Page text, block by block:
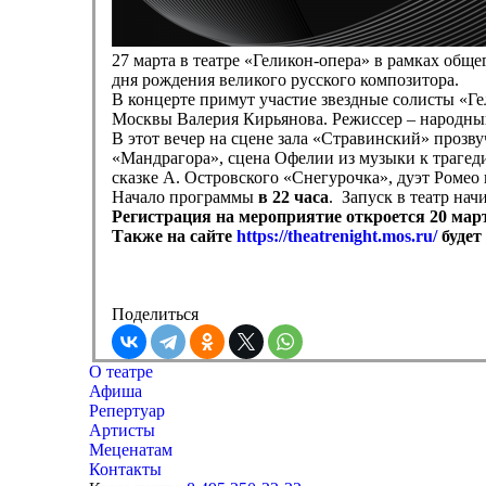
27 марта в театре «Геликон-опера» в рамках
дня рождения великого русского композитора.
В концерте примут участие звездные солисты
Москвы Валерия Кирьянова. Режиссер –
В этот вечер на сцене зала «Стравинский»
«Мандрагора», сцена Офелии из музыки к
сказке А. Островского «Снегурочка», дуэт
Начало программы в 22 часа. Запуск в театр
Регистрация на мероприятие откроется 20
Также на сайте https://theatrenight.mos.ru/
Поделиться
О театре
Афиша
Репертуар
Артисты
Меценатам
Контакты